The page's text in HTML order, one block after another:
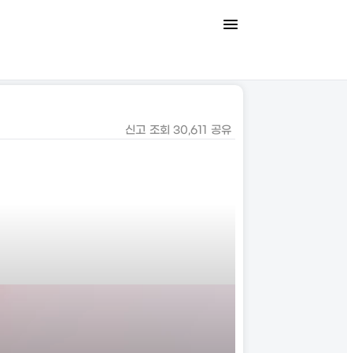
신고 조회 30,611 공유